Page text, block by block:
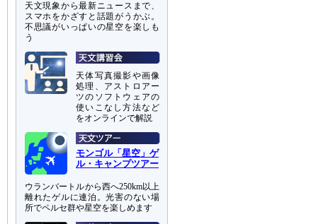
天文現象から最新ニュースまで、
スマホをかざすと話題がうかぶ。
不思議がいっぱいの星空を楽しも
う
天体写真撮影や画像
処理、アストロアー
ツのソフトウェアの
使いこなし方法など
をオンラインで解説
モンゴル「星空」ゲ
ル・キャンプツアー
ウランバートルから西へ250km以上
離れたゲルに連泊。光害のない場
所でペルセ群や星空を楽しめます